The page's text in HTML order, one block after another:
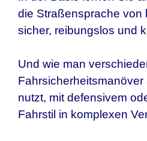
die Straßensprache von
sicher, reibungslos und
Und wie man
Fahrsicherheitsmanöver
nutzt, mit defensivem
Fahrstil in komplexen